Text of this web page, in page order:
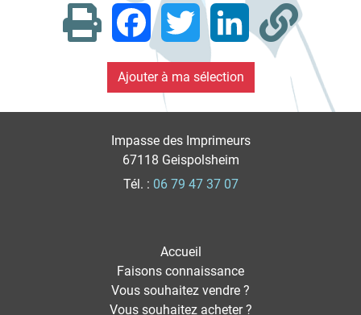
Facebook Twitter LinkedIn
Impasse des Imprimeurs
67118 Geispolsheim
Tél. : 06 79 47 37 07
Accueil
Faisons connaissance
Vous souhaitez vendre ?
Vous souhaitez acheter ?